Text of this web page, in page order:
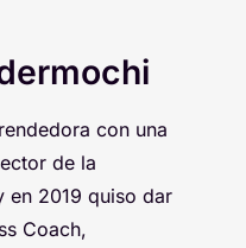
con una
de la
en 2019 quiso dar
Coach,